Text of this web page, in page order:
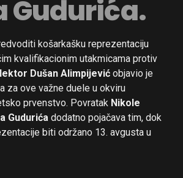
Gudurića.
košarkašku reprezentaciju
kvalifikacionim utakmicama protiv
Dušan Alimpijević objavio je
za ove važne duele u okviru
prvenstvo. Povratak Nikole
Gudurića dodatno pojačava tim, dok
biti održano 13. avgusta u